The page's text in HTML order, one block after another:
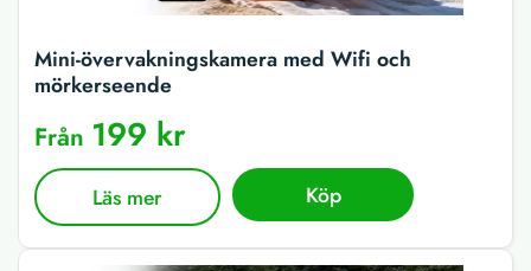
Mini-övervakningskamera med Wifi och
mörkerseende
Från 199 kr
Läs mer Köp